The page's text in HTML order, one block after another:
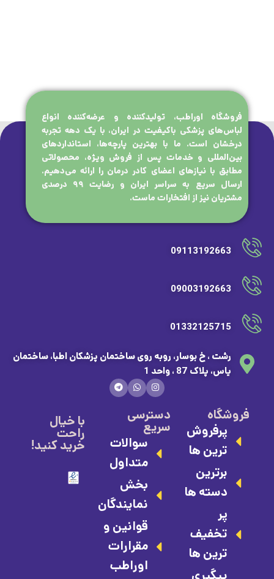
فروشگاه اوراطب، تولیدکننده و عرضه‌کننده انواع
لباس‌های پزشکی باکیفیت در ایران، با یک دهه تجربه
درخشان است. ما با بهترین پارچه‌ها، استانداردهای
بین‌المللی و خدمات پس از فروش ویژه، محصولاتی
مطابق با نیازهای اعضای کادر درمان را ارائه می‌دهیم.
ارسال سریع به سراسر ایران و رضایت ۹۹ درصدی
مشتریان نیز از افتخارات ماست.
09113192663
09003192663
01332125715
رشت ، خ بوسار، روبه روی ساختمان پزشکان اطبا، ساختمان
یاس، پلاک 87 ، واحد 1
فروشگاه
پرفروش
ترین ها
برترین
دسته ها
پر
تخفیف
ترین ها
دسترسی
سریع
سوالات
متداول
بخش
نمایندگان
قوانین و
مقرارات
اوراطب
با خیال
راحت
خرید کنید!